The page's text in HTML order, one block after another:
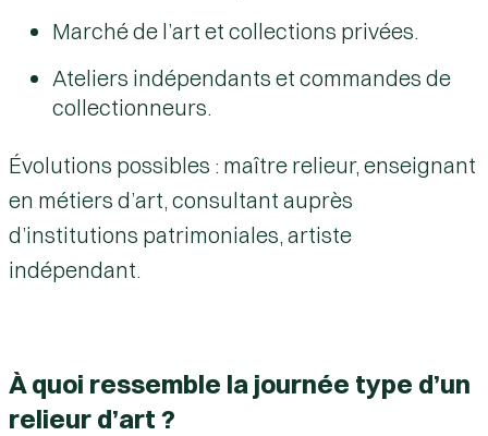
Marché de l’art et collections privées.
Ateliers indépendants et commandes de
collectionneurs.
Évolutions possibles : maître relieur, enseignant
en métiers d’art, consultant auprès
d’institutions patrimoniales, artiste
indépendant.
À quoi ressemble la journée type d’un
relieur d’art ?